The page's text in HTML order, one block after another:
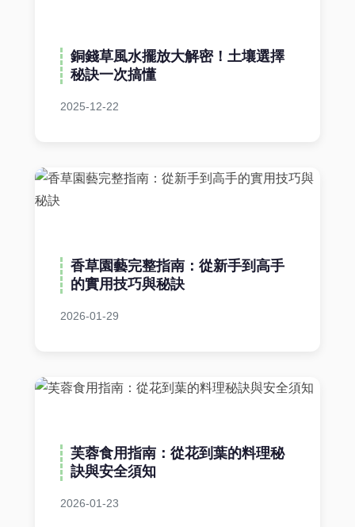
銅錢草風水擺放大解密！土壤選擇
秘訣一次搞懂
2025-12-22
香草園藝完整指南：從新手到高手
的實用技巧與秘訣
2026-01-29
芙蓉食用指南：從花到葉的料理秘
訣與安全須知
2026-01-23